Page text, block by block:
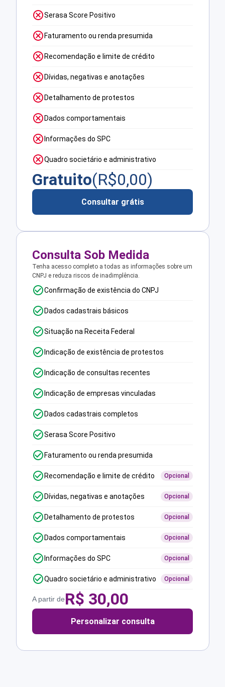
Serasa Score Positivo
Faturamento ou renda presumida
Recomendação e limite de crédito
Dívidas, negativas e anotações
Detalhamento de protestos
Dados comportamentais
Informações do SPC
Quadro societário e administrativo
Gratuito(R$0,00)
Consultar grátis
Consulta Sob Medida
Tenha acesso completo a todas as informações sobre um
CNPJ e reduza riscos de inadimplência.
Confirmação de existência do CNPJ
Dados cadastrais básicos
Situação na Receita Federal
Indicação de existência de protestos
Indicação de consultas recentes
Indicação de empresas vinculadas
Dados cadastrais completos
Serasa Score Positivo
Faturamento ou renda presumida
Recomendação e limite de crédito Opcional
Dívidas, negativas e anotações Opcional
Detalhamento de protestos Opcional
Dados comportamentais Opcional
Informações do SPC Opcional
Quadro societário e administrativo Opcional
A partir deR$ 30,00
Personalizar consulta